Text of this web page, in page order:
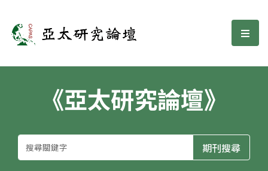
亞太研究論壇 選
《亞太研究論壇》